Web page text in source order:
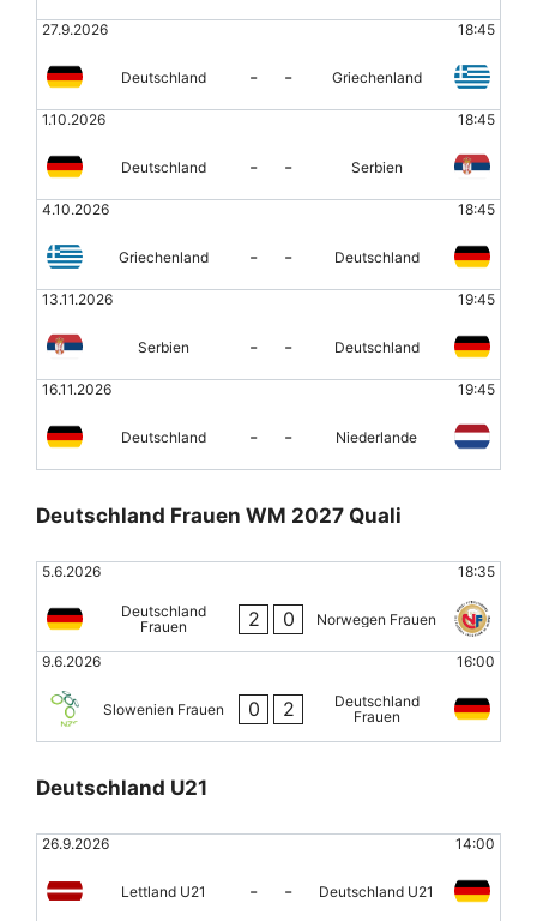
27.9.2026 18:45
Deutschland - - Griechenland
1.10.2026 18:45
Deutschland - - Serbien
4.10.2026 18:45
Griechenland - - Deutschland
13.11.2026 19:45
Serbien - - Deutschland
16.11.2026 19:45
Deutschland - - Niederlande
Deutschland Frauen WM 2027 Quali
5.6.2026 18:35
Deutschland
Frauen
2 0 Norwegen Frauen
9.6.2026 16:00
Slowenien Frauen 0 2
Deutschland
Frauen
Deutschland U21
26.9.2026 14:00
Lettland U21 - - Deutschland U21